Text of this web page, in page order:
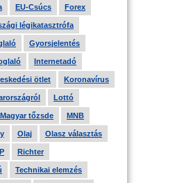
EU-Csúcs Forex
légikatasztrófa
Gyorsjelentés
Internetadó
ötlet Koronavírus
Lottó
Magyar tőzsde MNB
Olaj Olasz választás
Richter
Technikai elemzés